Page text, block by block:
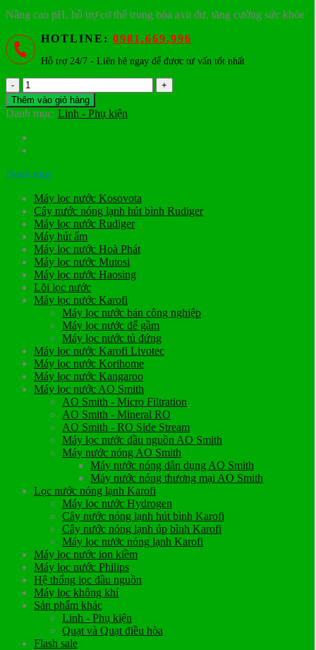
Nâng cao pH, hỗ trợ cơ thể trung hòa axit dư, tăng cường sức khỏe
HOTLINE: 0981.669.996
Hỗ trợ 24/7 - Liên hệ ngay để được tư vấn tốt nhất
Lõi
6/7/8
–
Lõi
orp
alkaline
lượng
Thêm vào giỏ hàng
Danh mục: Linh - Phụ kiện
Danh mục
Máy lọc nước Kosovota
Cây nước nóng lạnh hút bình Rudiger
Máy lọc nước Rudiger
Máy hút ẩm
Máy lọc nước Hoà Phát
Máy lọc nước Mutosi
Máy lọc nước Haosing
Lõi lọc nước
Máy lọc nước Karofi
Máy lọc nước bán công nghiệp
Máy lọc nước để gầm
Máy lọc nước tủ đứng
Máy lọc nước Karofi Livotec
Máy lọc nước Korihome
Máy lọc nước Kangaroo
Máy lọc nước AO Smith
AO Smith - Micro Filtration
AO Smith - Mineral RO
AO Smith - RO Side Stream
Máy lọc nước đầu nguồn AO Smith
Máy nước nóng AO Smith
Máy nước nóng dân dụng AO Smith
Máy nước nóng thương mại AO Smith
Lọc nước nóng lạnh Karofi
Máy lọc nước Hydrogen
Cây nước nóng lạnh hút bình Karofi
Cây nước nóng lạnh úp bình Karofi
Máy lọc nước nóng lạnh Karofi
Máy lọc nước ion kiềm
Máy lọc nước Philips
Hệ thống lọc đầu nguồn
Máy lọc không khí
Sản phẩm khác
Linh - Phụ kiện
Quạt và Quạt điều hòa
Flash sale